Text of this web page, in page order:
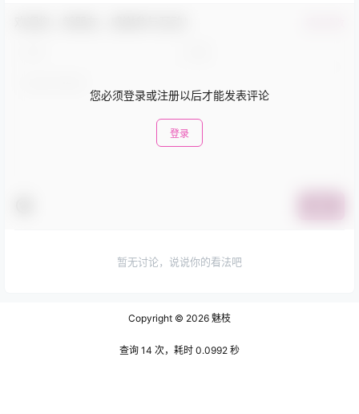
您必须登录或注册以后才能发表评论
登录
暂无讨论，说说你的看法吧
Copyright © 2026 魅枝
查询 14 次，耗时 0.0992 秒